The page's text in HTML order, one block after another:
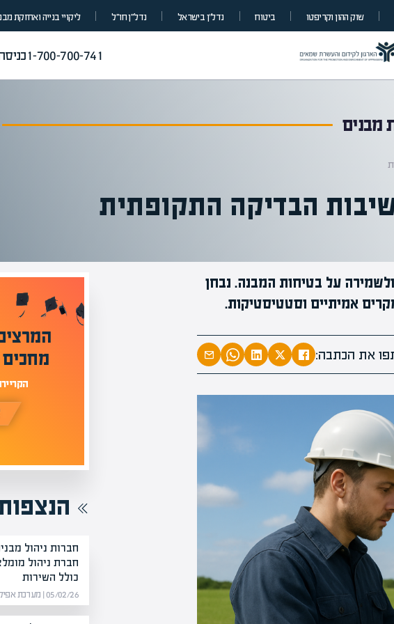
שוק ההון וקריפטו ביטוח נדל”ן בישראל נדל״ן חו״ל ליקויי בנייה ואחזקת
1-700-700-741
מבנים
הבדיקה התקופתית
על בטיחות המבנה. נבחן
אמיתיים וסטטיסטיקות.
את הכתבה:
המרצים המובילים בישראל
מחכים לכם באפיק אקדמי
חברות ניהול
חברת ניהול
כולל השירות
05/02/26 | מערכת אפיק